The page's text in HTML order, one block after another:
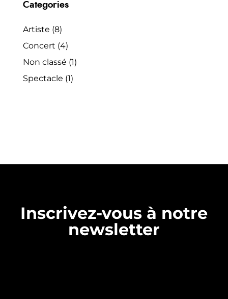
Categories
Artiste (8)
Concert (4)
Non classé (1)
Spectacle (1)
Inscrivez-vous à notre
newsletter